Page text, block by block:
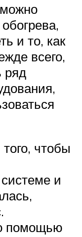
и то, как
всего,
ряд
чтобы
и
помощью